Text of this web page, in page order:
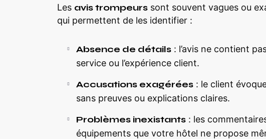
Les avis trompeurs sont souvent vagues ou
qui permettent de les identifier :
Absence de détails : l’avis ne contient
service ou l’expérience client.
Accusations exagérées : le client
sans preuves ou explications claires.
Problèmes inexistants : les
équipements que votre hôtel ne propose